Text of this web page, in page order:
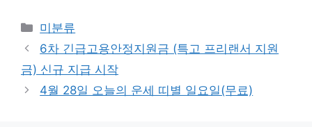
Categories
미분류
6차 긴급고용안정지원금 (특고 프리랜서 지원
금) 신규 지급 시작
4월 28일 오늘의 운세 띠별 일요일(무료)